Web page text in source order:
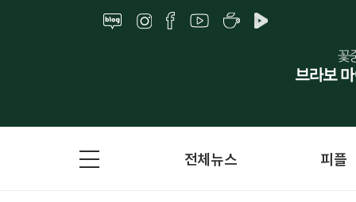
전체뉴스 피플